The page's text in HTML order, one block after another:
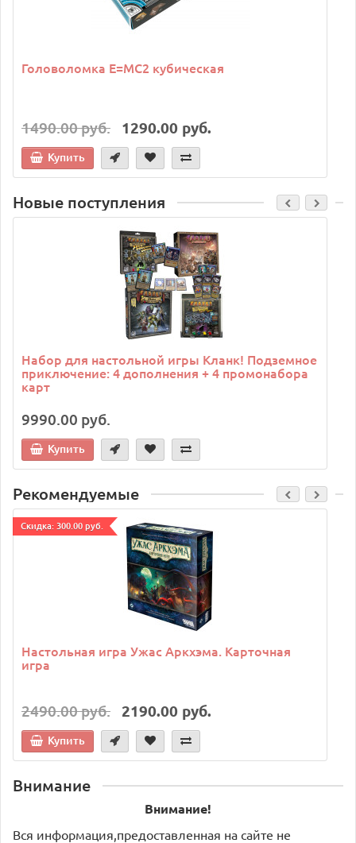
Головоломка E=MC2 кубическая
1490.00 руб. 1290.00 руб.
Купить
Новые поступления
Набор для настольной игры Кланк! Подземное
приключение: 4 дополнения + 4 промонабора
карт
9990.00 руб.
Купить
Рекомендуемые
Cкидка: 300.00 руб.
Настольная игра Ужас Аркхэма. Карточная
игра
2490.00 руб. 2190.00 руб.
Купить
Внимание
Внимание!
Вся информация,предоставленная на сайте не